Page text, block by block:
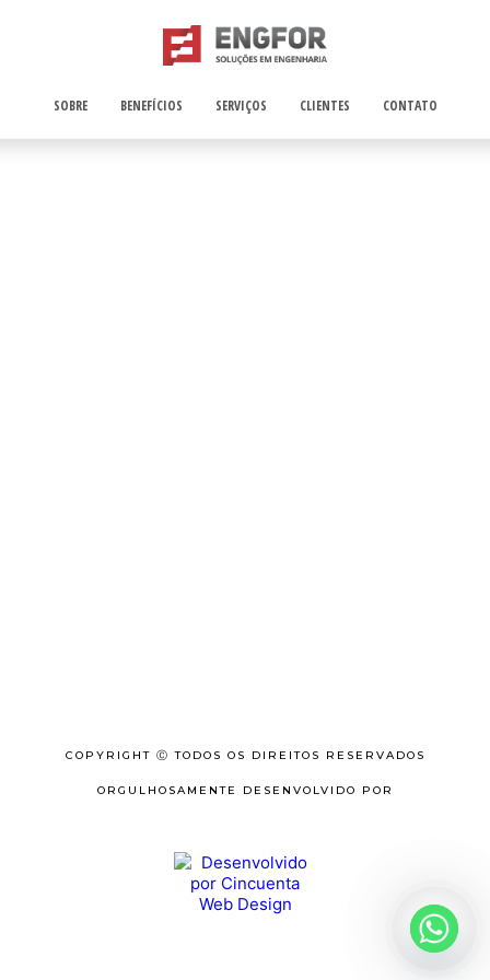
SOBRE BENEFÍCIOS SERVIÇOS CLIENTES CONTATO
COPYRIGHT Ⓒ TODOS OS DIREITOS RESERVADOS
ORGULHOSAMENTE DESENVOLVIDO POR